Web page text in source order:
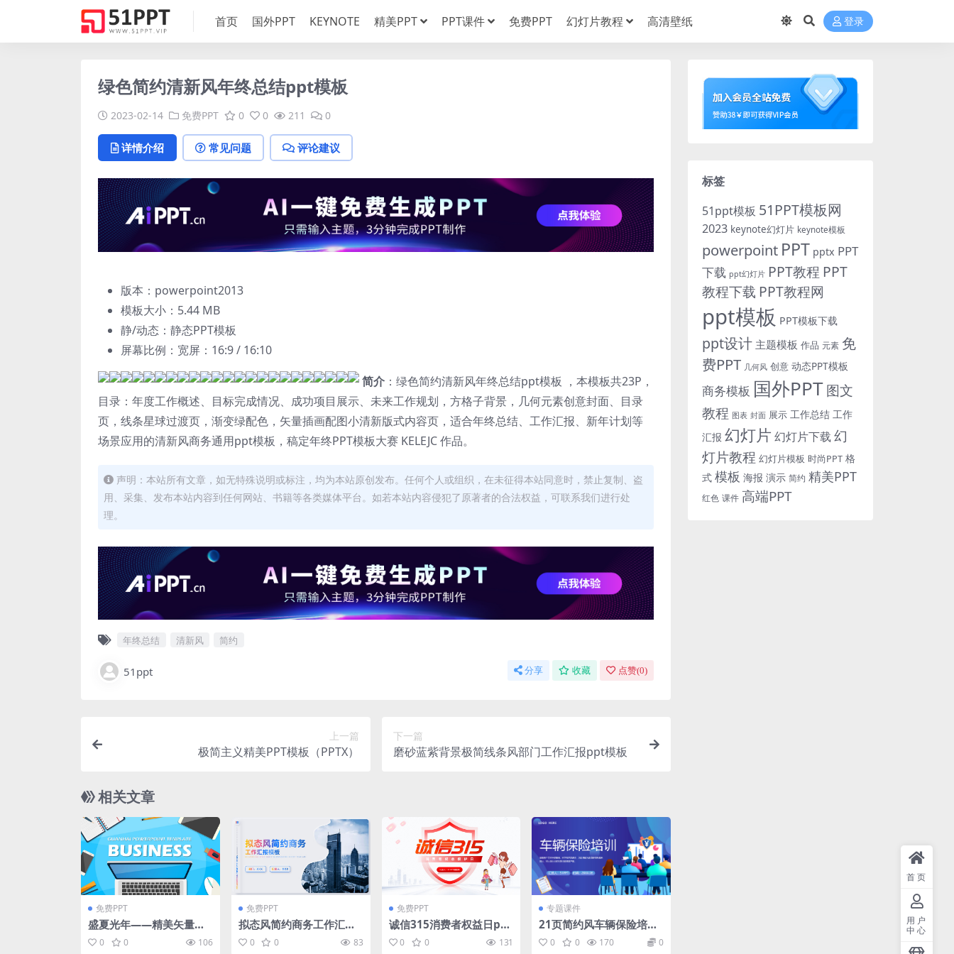
首页 国外PPT KEYNOTE 精美PPT PPT课件 免费PPT 幻灯片教程 高清壁纸 登录
绿色简约清新风年终总结ppt模板
2023-02-14 免费PPT 0 0 211 0
详情介绍 常见问题 评论建议
版本：powerpoint2013
模板大小： 5.44 MB
静/动态：静态PPT模板
屏幕比例：宽屏：16:9 / 16:10
简介 ：绿色简约清新风年终总结ppt模板 ，本模板共23P，
目录：年度工作概述、目标完成情况、成功项目展示、未来工作规划，方格子背景，几何元素创意封面、目录
页，线条星球过渡页，渐变绿配色，矢量插画配图小清新版式内容页，适合年终总结、工作汇报、新年计划等
场景应用的清新风商务通用ppt模板，稿定年终PPT模板大赛 KELEJC 作品。
声明：本站所有文章，如无特殊说明或标注，均为本站原创发布。任何个人或组织，在未征得本站同意时，禁止复制、盗
用、采集、发布本站内容到任何网站、书籍等各类媒体平台。如若本站内容侵犯了原著者的合法权益，可联系我们进行处
理。
年终总结 清新风 简约
51ppt 分享 收藏 点赞(0)
上一篇
极简主义精美PPT模板（PPTX）
下一篇
磨砂蓝紫背景极简线条风部门工作汇报ppt模板
相关文章
免费PPT
盛夏光年——精美矢量卡
通风工作总结汇报商务通
用ppt模板
0 0 106
免费PPT
拟态风简约商务工作汇报p
pt模板
0 0 83
免费PPT
诚信315消费者权益日ppt
模板
0 0 131
专题课件
21页简约风车辆保险培训
PPT课件模板下载
0 0 170 0
标签
51ppt模板 51PPT模板网
2023 keynote幻灯片 keynote模板
powerpoint PPT pptx PPT
下载 ppt幻灯片 PPT教程 PPT
教程下载 PPT教程网
ppt模板 PPT模板下载
ppt设计 主题模板 作品 元素 免
费PPT 几何风 创意 动态PPT模板
商务模板 国外PPT图文
教程 图表 封面 展示 工作总结 工作
汇报 幻灯片 幻灯片下载 幻
灯片教程 幻灯片模板 时尚PPT 格
式 模板 海报 演示 简约 精美PPT
红色 课件 高端PPT
首页
用户
中心